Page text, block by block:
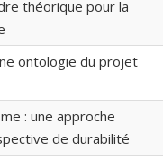
théorique pour la
ontologie du projet
: une approche
de durabilité